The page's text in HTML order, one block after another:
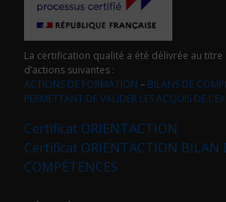
La certification qualité a été délivrée au
d’actions suivantes :
ACTIONS DE FORMATION – BILANS DE
PERMETTANT DE VALIDER LES ACQUIS DE
Certificat ORIENTACTION
Certificat ORIENTACTION BILAN
COMPÉTENCES